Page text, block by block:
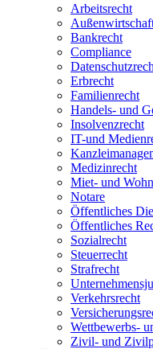
Arbeitsrecht
Bankrecht
Compliance
Erbrecht
Familienrecht
Handels- und
Insolvenzrecht
IT-und
Medizinrecht
Miet- und
Notare
Öffentliches
Öffentliches
Sozialrecht
Steuerrecht
Strafrecht
Verkehrsrecht
Wettbewerbs-
Zivil- und